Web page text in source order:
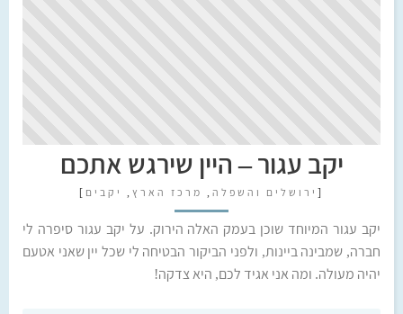
יקב עגור – היין שירגש אתכם
[ ירושלים והשפלה , מרכז הארץ , יקבים ]
יקב עגור המיוחד שוכן בעמק האלה הירוק. על יקב עגור סיפרה לי
חברה, שמבינה ביינות, ולפני הביקור הבטיחה לי שכל יין שאני אטעם
יהיה מעולה. ומה אני אגיד לכם, היא צדקה!